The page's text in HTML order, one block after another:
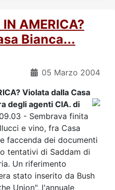
AMERICA?
Bianca...
05 Marzo 2004
Violata dalla Casa
degli agenti CIA. di
- Sembrava finita
e vino, fra Casa
faccenda dei documenti
tentativi di Saddam di
Un riferimento
stato inserito da Bush
Union", l'annuale